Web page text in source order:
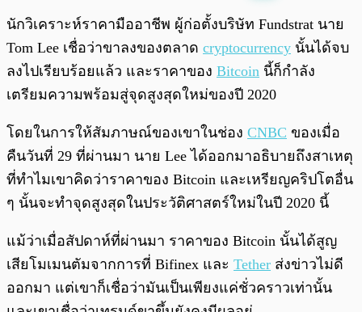
พร้อมเล่น
นักวิเคราะห์ราคามืออาชีพ ผู้ก่อตั้งบริษัท Fundstrat นาย
Tom Lee เชื่อว่าขาลงของตลาด cryptocurrency นั้นได้จบ
ลงไปเรียบร้อยแล้ว และราคาของ Bitcoin นี้ก็กำลัง
เตรียมความพร้อมสู่จุดสูงสุดใหม่ของปี 2020
โดยในการให้สัมภาษณ์ของเขาในช่อง CNBC ของเมื่อ
คืนวันที่ 29 ที่ผ่านมา นาย Lee ได้ออกมาอธิบายถึงสาเหตุ
ที่ทำไมเขาคิดว่าราคาของ Bitcoin และเหรียญคริปโตอื่น
ๆ นั้นจะทำจุดสูงสุดในประวัติศาสตร์ใหม่ในปี 2020 นี้
แม้ว่าเมื่อสัปดาห์ที่ผ่านมา ราคาของ Bitcoin นั้นได้สูญ
เสียโมเมนตัมจากการที่ Bifinex และ Tether ส่งข่าวไม่ดี
ออกมา แต่เขาก็เชื่อว่ามันเป็นเพียงแค่ชั่วคราวเท่านั้น